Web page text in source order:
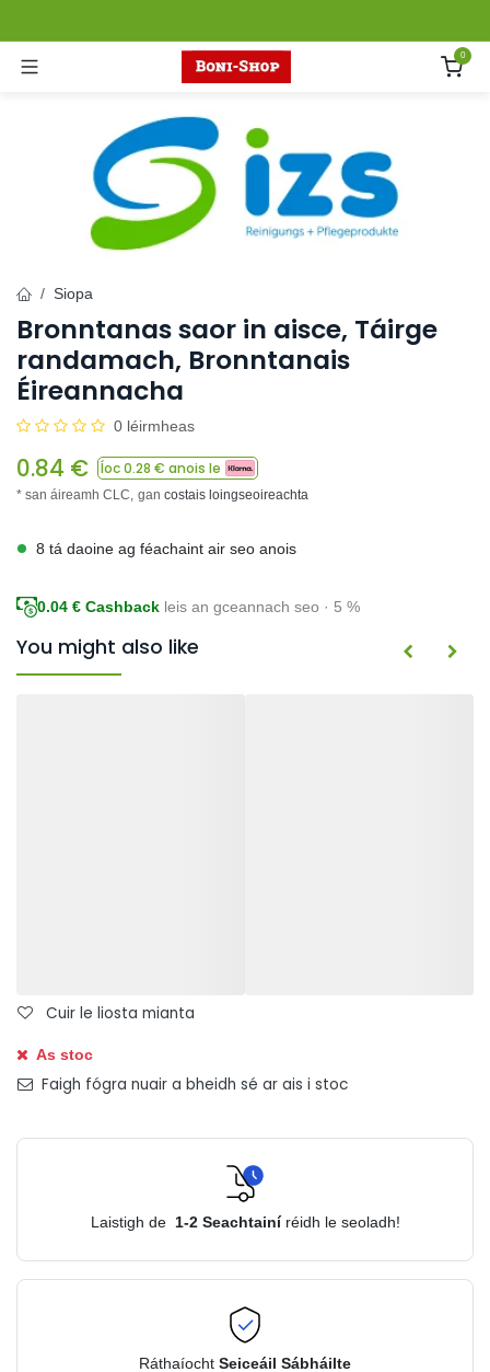
0
Siopa
Bronntanas saor in aisce, Táirge
randamach, Bronntanais
Éireannacha
0 léirmheas
0.84 € Íoc0.28 € anois le
* san áireamh CLC, gan costais loingseoireachta
8 tá daoine ag féachaint air seo anois
0.04 € Cashback leis an gceannach seo · 5 %
You might also like
Cuir le liosta mianta
As stoc
Faigh fógra nuair a bheidh sé ar ais i stoc
Laistigh de 1-2 Seachtainí réidh le seoladh!
Ráthaíocht Seiceáil Sábháilte